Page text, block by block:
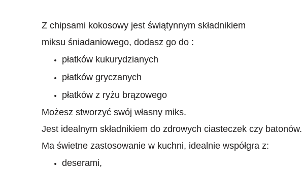
Z chipsami kokosowy jest świątynnym składnikiem
miksu śniadaniowego, dodasz go do :
płatków kukurydzianych
płatków gryczanych
płatków z ryżu brązowego
Możesz stworzyć swój własny miks.
Jest idealnym składnikiem do zdrowych ciasteczek czy batonów.
Ma świetne zastosowanie w kuchni, idealnie współgra z:
deserami,